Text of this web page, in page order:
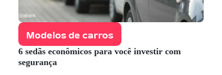
Modelos de carros
6 sedãs econômicos para você investir com
segurança